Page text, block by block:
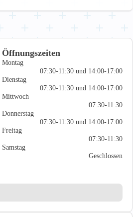
Öffnungszeiten
Montag
07:30-11:30 und 14:00-17:00
Dienstag
07:30-11:30 und 14:00-17:00
Mittwoch
07:30-11:30
Donnerstag
07:30-11:30 und 14:00-17:00
Freitag
07:30-11:30
Samstag
Geschlossen